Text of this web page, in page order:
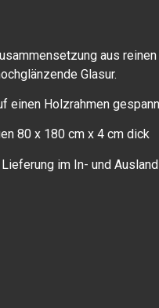
aus
Glasur.
einen Holzrahmen
80 x 180 cm x 4 cm dick
im In- und